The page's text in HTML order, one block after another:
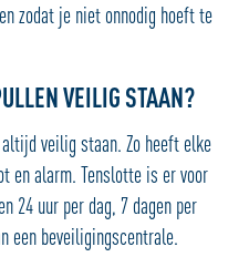
zodat je niet onnodig hoeft te
VEILIG STAAN?
veilig staan. Zo heeft elke
en alarm. Tenslotte is er voor
24 uur per dag, 7 dagen per
een beveiligingscentrale.